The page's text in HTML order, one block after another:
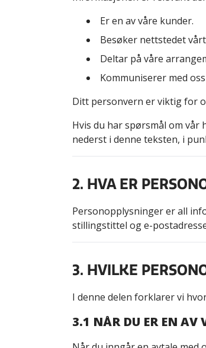
Er en av våre kunder.
Besøker nettstedet
Deltar på våre
Kommuniserer med
Ditt personvern er viktig for
Hvis du har spørsmål om
nederst i denne teksten, i
2. HVA ER
Personopplysninger er all
stillingstittel og e-
3. HVILKE
I denne delen forklarer vi
3.1 NÅR DU ER EN AV